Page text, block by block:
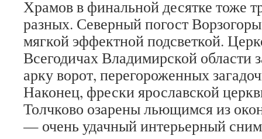
Храмов в финальной десятке тоже
разных. Северный погост
мягкой эффектной подсветкой.
Всегодичах Владимирской области
арку ворот, перегороженных
Наконец, фрески ярославской
Толчково озарены льющимся из
— очень удачный интерьерный